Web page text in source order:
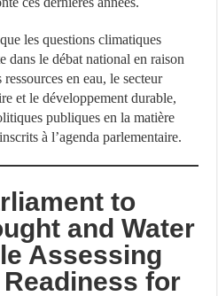
les questions climatiques
dans le débat national en raison
en eau, le secteur
et le développement durable,
publiques en la matière
à l’agenda parlementaire.
to
and Water
Assessing
for